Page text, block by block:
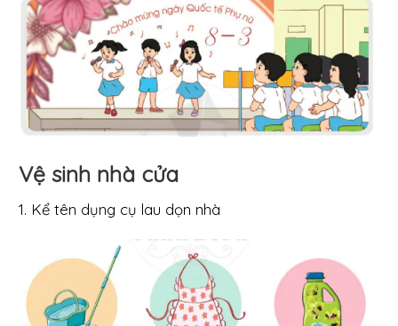
Vệ sinh nhà cửa
1. Kể tên dụng cụ lau dọn nhà